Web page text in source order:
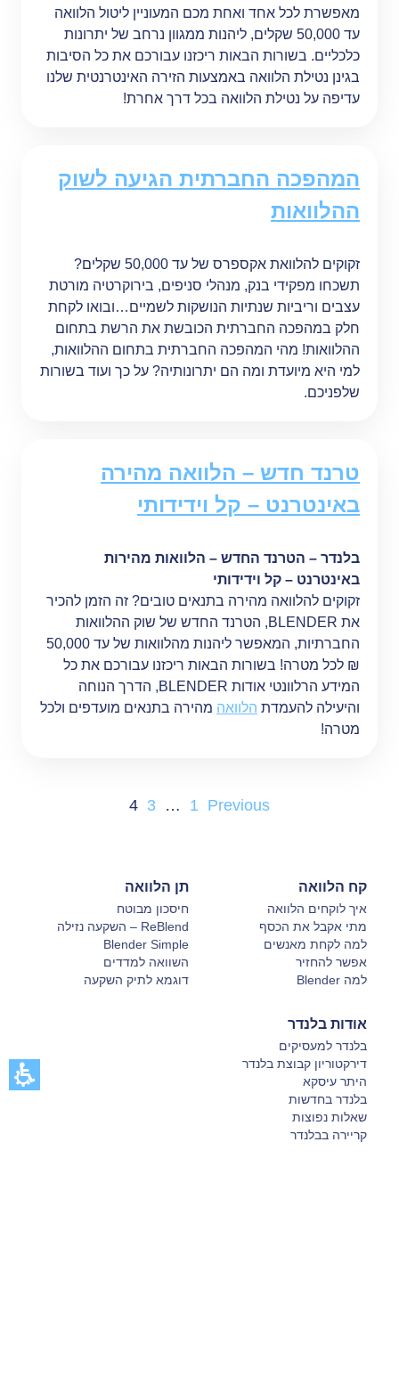
מאפשרת לכל אחד ואחת מכם המעוניין ליטול הלוואה
עד 50,000 שקלים, ליהנות ממגוון נרחב של יתרונות
כלכליים. בשורות הבאות ריכזנו עבורכם את כל הסיבות
בגינן נטילת הלוואה באמצעות הזירה האינטרנטית שלנו
עדיפה על נטילת הלוואה בכל דרך אחרת!
המהפכה החברתית הגיעה לשוק
ההלוואות
זקוקים להלוואת אקספרס של עד 50,000 שקלים?
תשכחו מפקידי בנק, מנהלי סניפים, בירוקרטיה מורטת
עצבים וריביות שנתיות הנושקות לשמיים…ובואו לקחת
חלק במהפכה החברתית הכובשת את הרשת בתחום
ההלוואות! מהי המהפכה החברתית בתחום ההלוואות,
למי היא מיועדת ומה הם יתרונותיה? על כך ועוד בשורות
שלפניכם.
טרנד חדש – הלוואה מהירה
באינטרנט – קל וידידותי
בלנדר – הטרנד החדש – הלוואות מהירות
באינטרנט – קל וידידותי
זקוקים להלוואה מהירה בתנאים טובים? זה הזמן להכיר
את BLENDER, הטרנד החדש של שוק ההלוואות
החברתיות, המאפשר ליהנות מהלוואות של עד 50,000
₪ לכל מטרה! בשורות הבאות ריכזנו עבורכם את כל
המידע הרלוונטי אודות BLENDER, הדרך הנוחה
והיעילה להעמדת הלוואה מהירה בתנאים מועדפים ולכל
מטרה!
Previous
1
…
3
4
קח הלוואה
איך לוקחים הלוואה
מתי אקבל את הכסף
למה לקחת מאנשים
אפשר להחזיר
למה Blender
תן הלוואה
חיסכון מבוטח
ReBlend – השקעה נזילה
Blender Simple
השוואה למדדים
דוגמא לתיק השקעה
אודות בלנדר
בלנדר למעסיקים
דירקטוריון קבוצת בלנדר
היתר עיסקא
בלנדר בחדשות
שאלות נפוצות
קריירה בבלנדר